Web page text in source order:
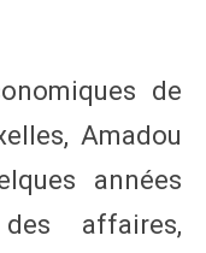
de
Amadou
années
des affaires,